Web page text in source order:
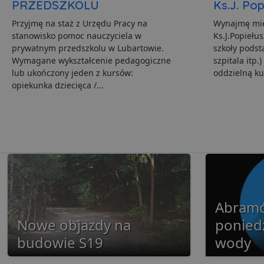
PRZEDSZKOLU
Przyjmę na staż z Urzędu Pracy na
stanowisko pomoc nauczyciela w
prywatnym przedszkolu w Lubartowie.
Wymagane wykształcenie pedagogiczne
lub ukończony jeden z kursów:
opiekunka dziecięca /...
Ks.J.
Wynajmę
szkoły
szpitala itp.)
oddzielną
Nowe objazdy na
budowie S19
wody
_ga_481PHN7HEZ
VISITOR_INFO1_LIVE
openstat_gid
__Secure-